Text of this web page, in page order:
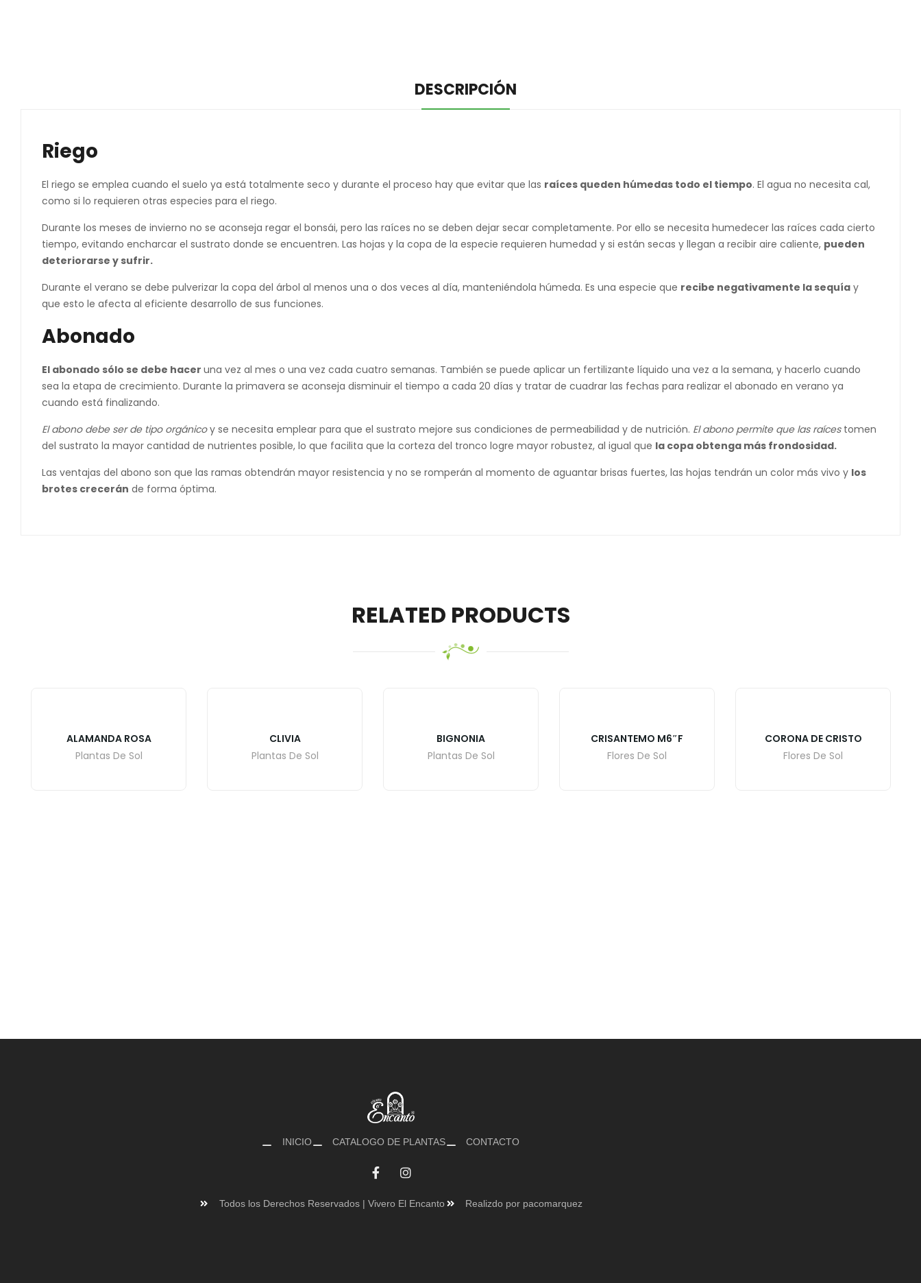
DESCRIPCIÓN
Riego
El riego se emplea cuando el suelo ya está totalmente seco y durante el proceso hay que evitar que las raíces queden húmedas todo el tiempo. El agua no necesita cal,
como si lo requieren otras especies para el riego.
Durante los meses de invierno no se aconseja regar el bonsái, pero las raíces no se deben dejar secar completamente. Por ello se necesita humedecer las raíces cada cierto
tiempo, evitando encharcar el sustrato donde se encuentren. Las hojas y la copa de la especie requieren humedad y si están secas y llegan a recibir aire caliente, pueden
deteriorarse y sufrir.
Durante el verano se debe pulverizar la copa del árbol al menos una o dos veces al día, manteniéndola húmeda. Es una especie que recibe negativamente la sequía y
que esto le afecta al eficiente desarrollo de sus funciones.
Abonado
El abonado sólo se debe hacer una vez al mes o una vez cada cuatro semanas. También se puede aplicar un fertilizante líquido una vez a la semana, y hacerlo cuando
sea la etapa de crecimiento. Durante la primavera se aconseja disminuir el tiempo a cada 20 días y tratar de cuadrar las fechas para realizar el abonado en verano ya
cuando está finalizando.
El abono debe ser de tipo orgánicoy se necesita emplear para que el sustrato mejore sus condiciones de permeabilidad y de nutrición. El abono permite que las raícestomen
del sustrato la mayor cantidad de nutrientes posible, lo que facilita que la corteza del tronco logre mayor robustez, al igual que la copa obtenga más frondosidad.
Las ventajas del abono son que las ramas obtendrán mayor resistencia y no se romperán al momento de aguantar brisas fuertes, las hojas tendrán un color más vivo y los
brotes crecerán de forma óptima.
RELATED PRODUCTS
ALAMANDA ROSA
Plantas De Sol
CLIVIA
Plantas De Sol
BIGNONIA
Plantas De Sol
CRISANTEMO M6″F
Flores De Sol
CORONA DE CRISTO
Flores De Sol
Todos los Derechos Reservados | Vivero El Encanto